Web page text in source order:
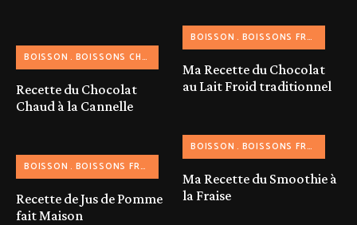
BOISSON BOISSONS CHAUDES
Recette du Chocolat
Chaud à la Cannelle
BOISSON BOISSONS FRAICHES
Recette de Jus de Pomme
fait Maison
BOISSON BOISSONS FRAICHES
Ma Recette du Chocolat
au Lait Froid traditionnel
BOISSON BOISSONS FRAICHES
Ma Recette du Smoothie à
la Fraise